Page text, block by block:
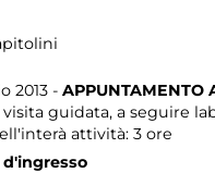
2013 - APPUNTAMENTO
visita guidata, a seguire
attività: 3 ore